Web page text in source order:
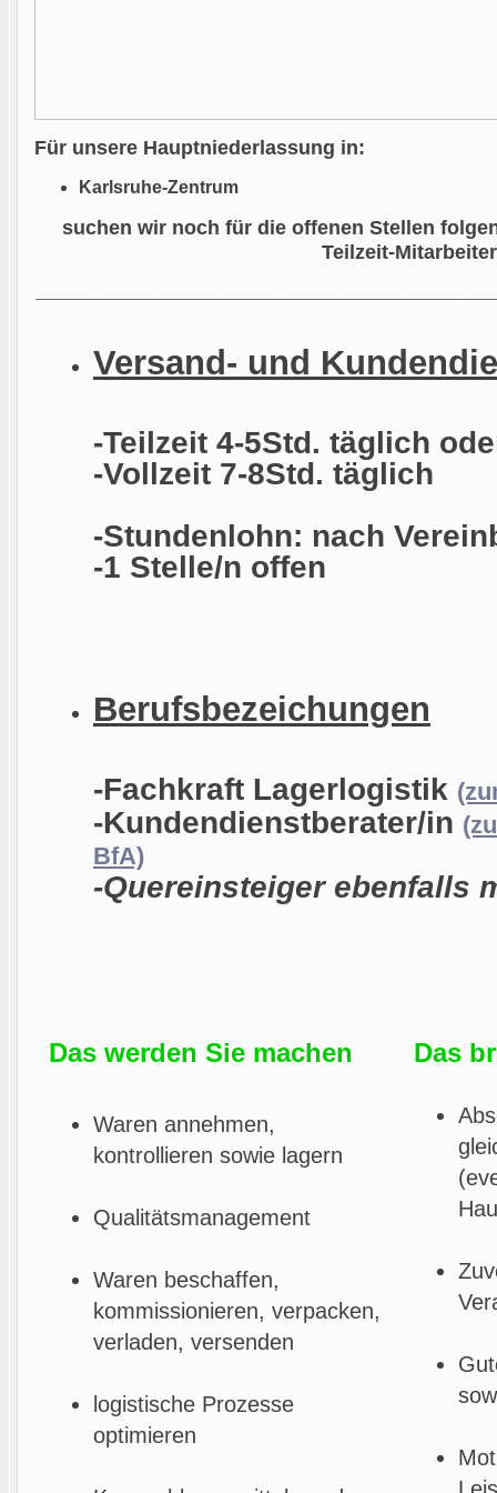
Für unsere Hauptniederlassung in:
Karlsruhe-Zentrum
suchen wir noch für die offenen Stellen
Teilzeit-
Versand- und
-Teilzeit 4-5Std. täglich
-Vollzeit 7-8Std. täglich
-Stundenlohn: nach
-1 Stelle/n offen
Berufsbezeichungen
-Fachkraft Lagerlogistik
-Kundendienstberater/in
BfA)
-Quereinsteiger ebenfalls
Das werden Sie machen Das
Waren annehmen,
kontrollieren sowie lagern
Qualitätsmanagement
Waren beschaffen,
kommissionieren, verpacken,
verladen, versenden
logistische Prozesse
optimieren